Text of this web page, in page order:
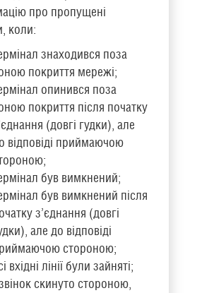
про пропущені
коли:
знаходився поза
покриття мережі;
опинився поза
покриття після початку
(довгі гудки), але
відповіді приймаючою
був вимкнений;
був вимкнений після
з’єднання (довгі
але до відповіді
стороною;
вхідні лінії були зайняті;
скинуто стороною,